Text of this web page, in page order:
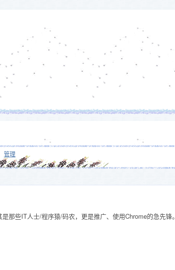
管理
是那些IT人士/程序猿/码农，更是推广、使用Chrome的急先锋。